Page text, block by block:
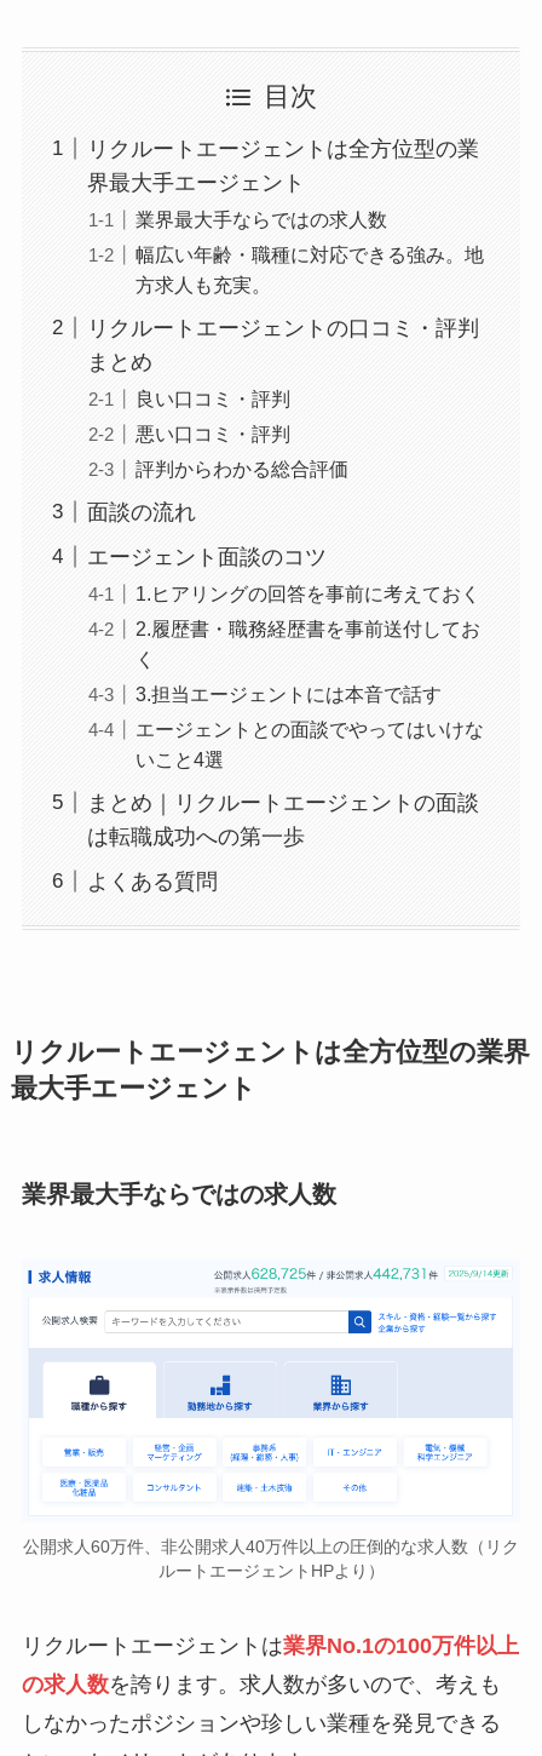
目次
リクルートエージェントは全方位型の業
界最大手エージェント
業界最大手ならではの求人数
幅広い年齢・職種に対応できる強み。地
方求人も充実。
リクルートエージェントの口コミ・評判
まとめ
良い口コミ・評判
悪い口コミ・評判
評判からわかる総合評価
面談の流れ
エージェント面談のコツ
1.ヒアリングの回答を事前に考えておく
2.履歴書・職務経歴書を事前送付してお
く
3.担当エージェントには本音で話す
エージェントとの面談でやってはいけな
いこと4選
まとめ｜リクルートエージェントの面談
は転職成功への第一歩
よくある質問
リクルートエージェントは全方位型の業界
最大手エージェント
業界最大手ならではの求人数
公開求人60万件、非公開求人40万件以上の圧倒的な求人数（リク
ルートエージェントHPより）
リクルートエージェントは業界No.1の100万件以上
の求人数を誇ります。求人数が多いので、考えも
しなかったポジションや珍しい業種を発見できる